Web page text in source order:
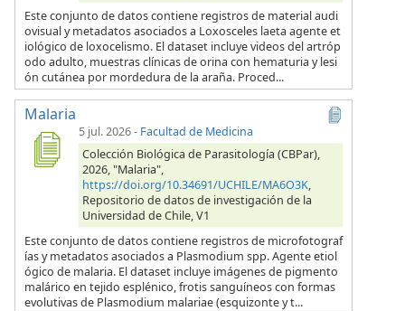
Este conjunto de datos contiene registros de material audi
ovisual y metadatos asociados a Loxosceles laeta agente et
iológico de loxocelismo. El dataset incluye videos del artróp
odo adulto, muestras clínicas de orina con hematuria y lesi
ón cutánea por mordedura de la araña. Proced...
Malaria
5 jul. 2026- Facultad de Medicina
Colección Biológica de Parasitología (CBPar),
2026, "Malaria",
https://doi.org/10.34691/UCHILE/MA6O3K,
Repositorio de datos de investigación de la
Universidad de Chile, V1
Este conjunto de datos contiene registros de microfotograf
ías y metadatos asociados a Plasmodium spp. Agente etiol
ógico de malaria. El dataset incluye imágenes de pigmento
malárico en tejido esplénico, frotis sanguíneos con formas
evolutivas de Plasmodium malariae (esquizonte y t...